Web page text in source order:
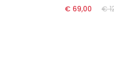
€ 69,00 €